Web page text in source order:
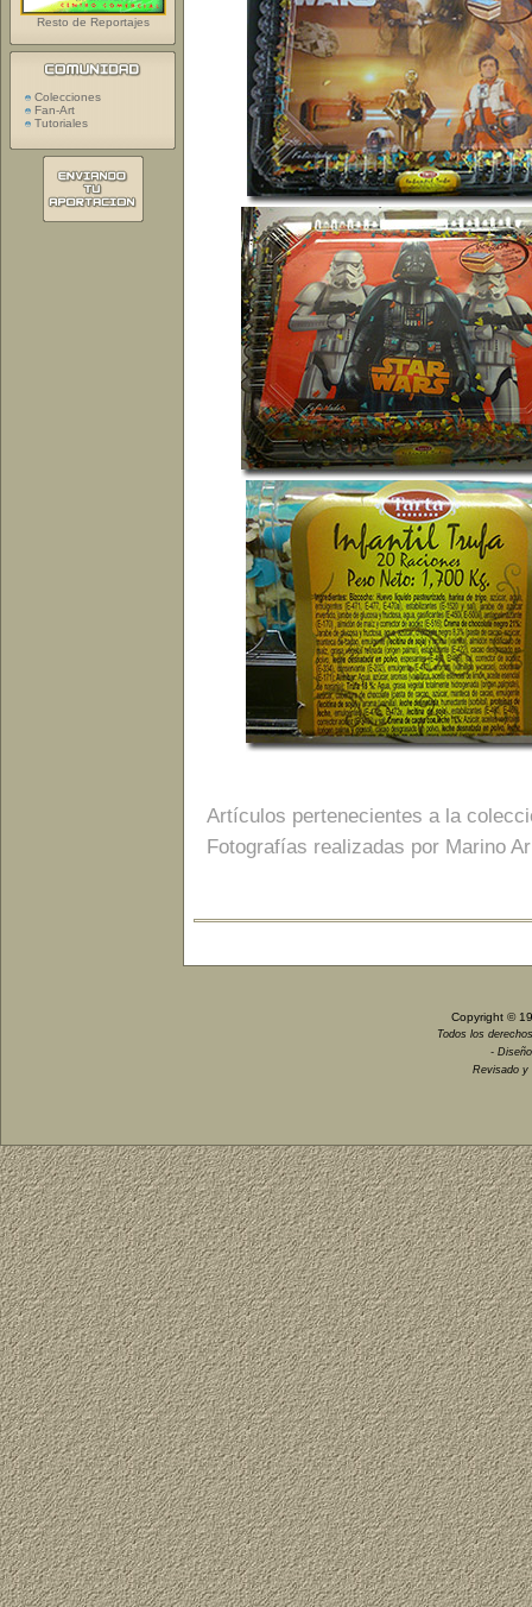
Artículos pertenecientes a la
Fotografías realizadas por Marino
Resto de Reportajes
Colecciones
Fan-Art
Tutoriales
Copyright ©
Todos los
-
Revisado y